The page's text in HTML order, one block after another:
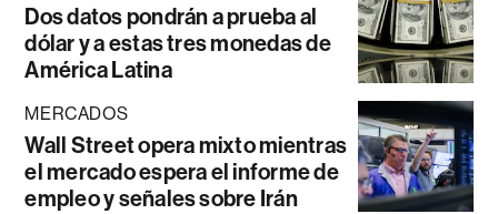
Dos datos pondrán a prueba al
dólar y a estas tres monedas de
América Latina
MERCADOS
Wall Street opera mixto mientras
el mercado espera el informe de
empleo y señales sobre Irán